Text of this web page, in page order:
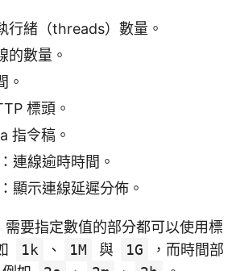
行緒（threads）數量。
的數量。
。
標頭。
指令稿。
：連線逾時時間。
：顯示連線延遲分佈。
需要指定數值的部分都可以使用標
1k 、 1M 與 1G
，而時間部